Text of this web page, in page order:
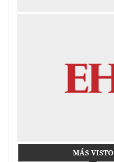
MÁS VISTO